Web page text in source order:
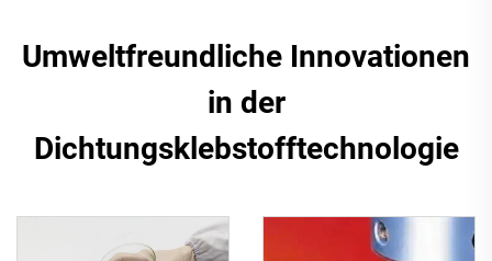
Umweltfreundliche Innovationen
in der
Dichtungsklebstofftechnologie